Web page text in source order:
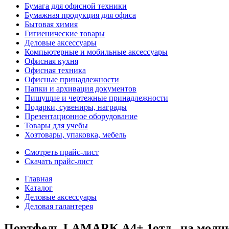
Бумага для офисной техники
Бумажная продукция для офиса
Бытовая химия
Гигиенические товары
Деловые аксессуары
Компьютерные и мобильные аксессуары
Офисная кухня
Офисная техника
Офисные принадлежности
Папки и архивация документов
Пишущие и чертежные принадлежности
Подарки, сувениры, награды
Презентационное оборудование
Товары для учебы
Хозтовары, упаковка, мебель
Смотреть прайс-лист
Скачать прайс-лист
Главная
Каталог
Деловые аксессуары
Деловая галантерея